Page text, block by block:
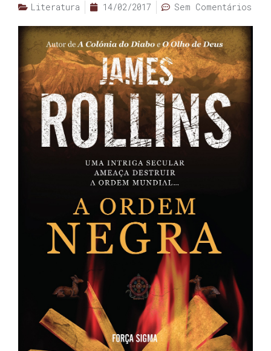
Literatura 14/02/2017 Sem Comentários